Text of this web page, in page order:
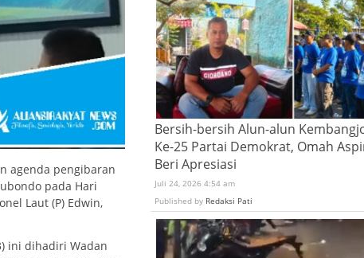
agenda pengibaran
pada Hari
Laut (P) Edwin,
ini dihadiri Wadan
Bersih-bersih Alun-alun
Ke-25 Partai Demokrat, Omah
Beri Apresiasi
Juli 24, 2026 4:54 am
Published by Redaksi Pati